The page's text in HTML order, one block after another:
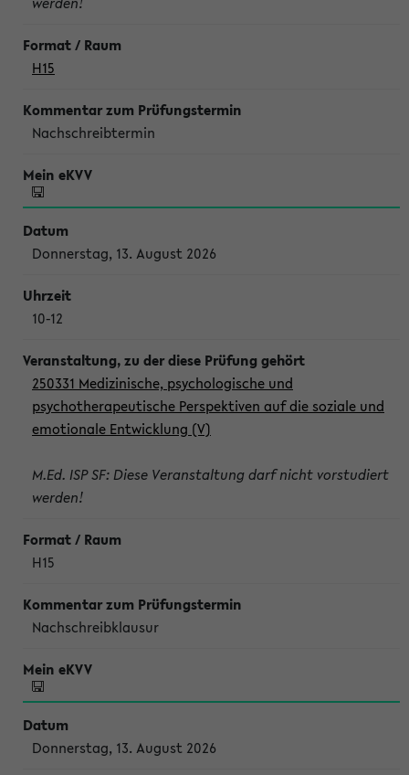
H15
Nachschreibtermin
Donnerstag, 13. August 2026
10-12
250331 Medizinische, psychologische und
psychotherapeutische Perspektiven auf die soziale und
emotionale Entwicklung (V)
M.Ed. ISP SF: Diese Veranstaltung darf nicht vorstudiert
werden!
H15
Nachschreibklausur
Donnerstag, 13. August 2026